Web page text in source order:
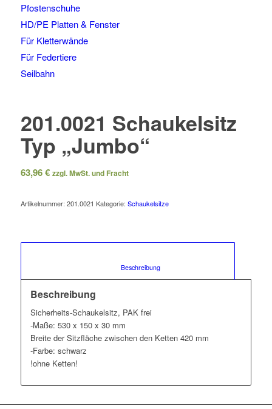
Pfostenschuhe
HD/PE Platten & Fenster
Für Kletterwände
Für Federtiere
Seilbahn
201.0021 Schaukelsitz
Typ „Jumbo“
63,96€ zzgl. MwSt. und Fracht
Artikelnummer: 201.0021 Kategorie: Schaukelsitze
						Beschreibung
Beschreibung
Sicherheits-Schaukelsitz, PAK frei
-Maße: 530 x 150 x 30 mm
Breite der Sitzfläche zwischen den Ketten 420 mm
-Farbe: schwarz
!ohne Ketten!